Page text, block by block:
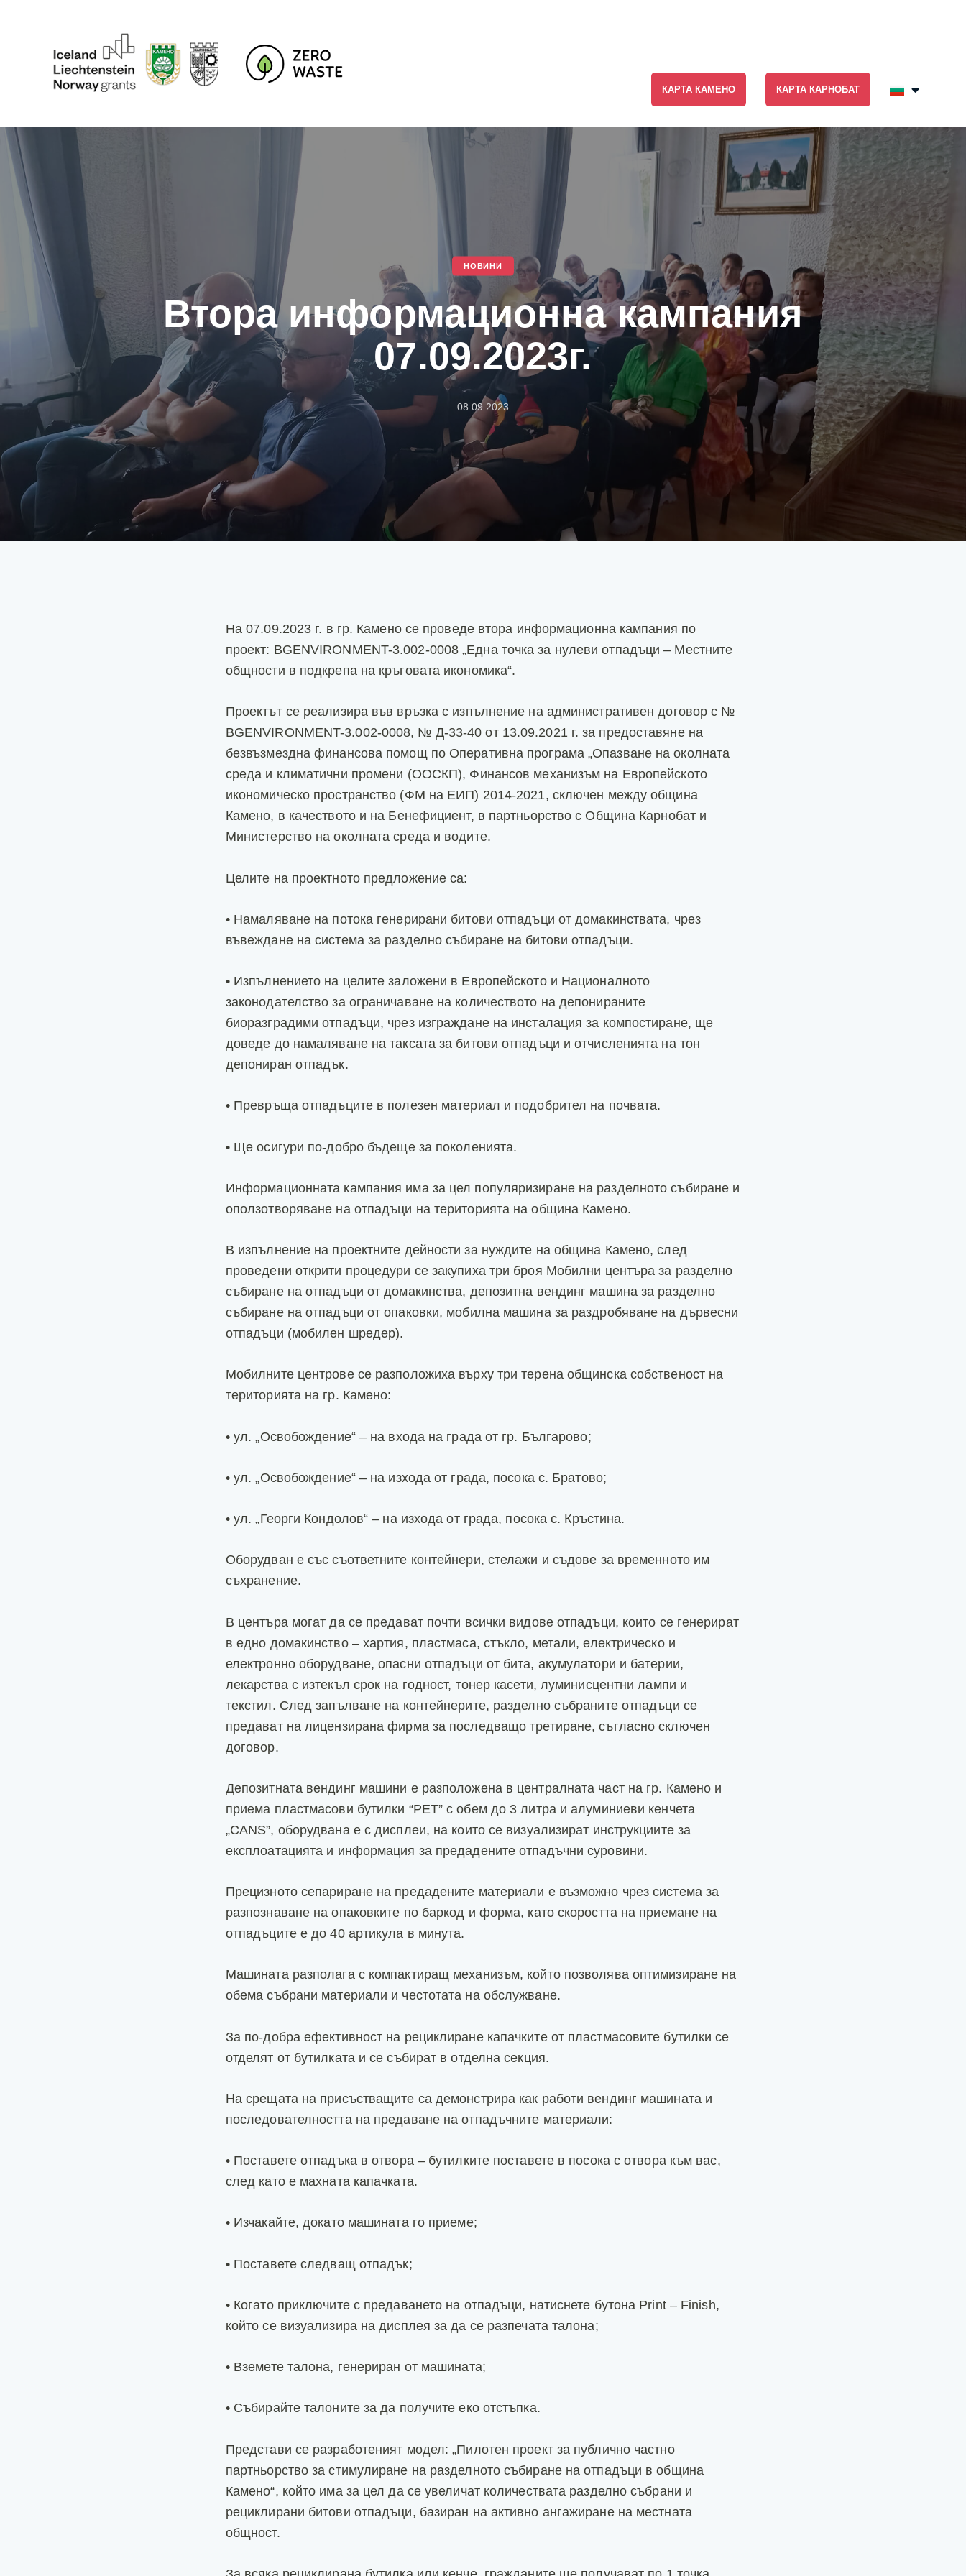
КАРТА КАМЕНО КАРТА КАРНОБАТ
НОВИНИ
Втора информационна кампания
07.09.2023г.
08.09.2023
На 07.09.2023 г. в гр. Камено се проведе втора информационна кампания по
проект: BGENVIRONMENT-3.002-0008 „Една точка за нулеви отпадъци – Местните
общности в подкрепа на кръговата икономика“.
Проектът се реализира във връзка с изпълнение на административен договор с №
BGENVIRONMENT-3.002-0008, № Д-33-40 от 13.09.2021 г. за предоставяне на
безвъзмездна финансова помощ по Оперативна програма „Опазване на околната
среда и климатични промени (ООСКП), Финансов механизъм на Европейското
икономическо пространство (ФМ на ЕИП) 2014-2021, сключен между община
Камено, в качеството и на Бенефициент, в партньорство с Община Карнобат и
Министерство на околната среда и водите.
Целите на проектното предложение са:
• Намаляване на потока генерирани битови отпадъци от домакинствата, чрез
въвеждане на система за разделно събиране на битови отпадъци.
• Изпълнението на целите заложени в Европейското и Националното
законодателство за ограничаване на количеството на депонираните
биоразградими отпадъци, чрез изграждане на инсталация за компостиране, ще
доведе до намаляване на таксата за битови отпадъци и отчисленията на тон
депониран отпадък.
• Превръща отпадъците в полезен материал и подобрител на почвата.
• Ще осигури по-добро бъдеще за поколенията.
Информационната кампания има за цел популяризиране на разделното събиране и
оползотворяване на отпадъци на територията на община Камено.
В изпълнение на проектните дейности за нуждите на община Камено, след
проведени открити процедури се закупиха три броя Мобилни центъра за разделно
събиране на отпадъци от домакинства, депозитна вендинг машина за разделно
събиране на отпадъци от опаковки, мобилна машина за раздробяване на дървесни
отпадъци (мобилен шредер).
Мобилните центрове се разположиха върху три терена общинска собственост на
територията на гр. Камено:
• ул. „Освобождение“ – на входа на града от гр. Българово;
• ул. „Освобождение“ – на изхода от града, посока с. Братово;
• ул. „Георги Кондолов“ – на изхода от града, посока с. Кръстина.
Оборудван е със съответните контейнери, стелажи и съдове за временното им
съхранение.
В центъра могат да се предават почти всички видове отпадъци, които се генерират
в едно домакинство – хартия, пластмаса, стъкло, метали, електрическо и
електронно оборудване, опасни отпадъци от бита, акумулатори и батерии,
лекарства с изтекъл срок на годност, тонер касети, луминисцентни лампи и
текстил. След запълване на контейнерите, разделно събраните отпадъци се
предават на лицензирана фирма за последващо третиране, съгласно сключен
договор.
Депозитната вендинг машини е разположена в централната част на гр. Камено и
приема пластмасови бутилки “PET” с обем до 3 литра и алуминиеви кенчета
„CANS”, оборудвана е с дисплеи, на които се визуализират инструкциите за
експлоатацията и информация за предадените отпадъчни суровини.
Прецизното сепариране на предадените материали е възможно чрез система за
разпознаване на опаковките по баркод и форма, като скоростта на приемане на
отпадъците е до 40 артикула в минута.
Машината разполага с компактиращ механизъм, който позволява оптимизиране на
обема събрани материали и честотата на обслужване.
За по-добра ефективност на рециклиране капачките от пластмасовите бутилки се
отделят от бутилката и се събират в отделна секция.
На срещата на присъстващите са демонстрира как работи вендинг машината и
последователността на предаване на отпадъчните материали:
• Поставете отпадъка в отвора – бутилките поставете в посока с отвора към вас,
след като е махната капачката.
• Изчакайте, докато машината го приеме;
• Поставете следващ отпадък;
• Когато приключите с предаването на отпадъци, натиснете бутона Print – Finish,
който се визуализира на дисплея за да се разпечата талона;
• Вземете талона, генериран от машината;
• Събирайте талоните за да получите еко отстъпка.
Представи се разработеният модел: „Пилотен проект за публично частно
партньорство за стимулиране на разделното събиране на отпадъци в община
Камено“, който има за цел да се увеличат количествата разделно събрани и
рециклирани битови отпадъци, базиран на активно ангажиране на местната
общност.